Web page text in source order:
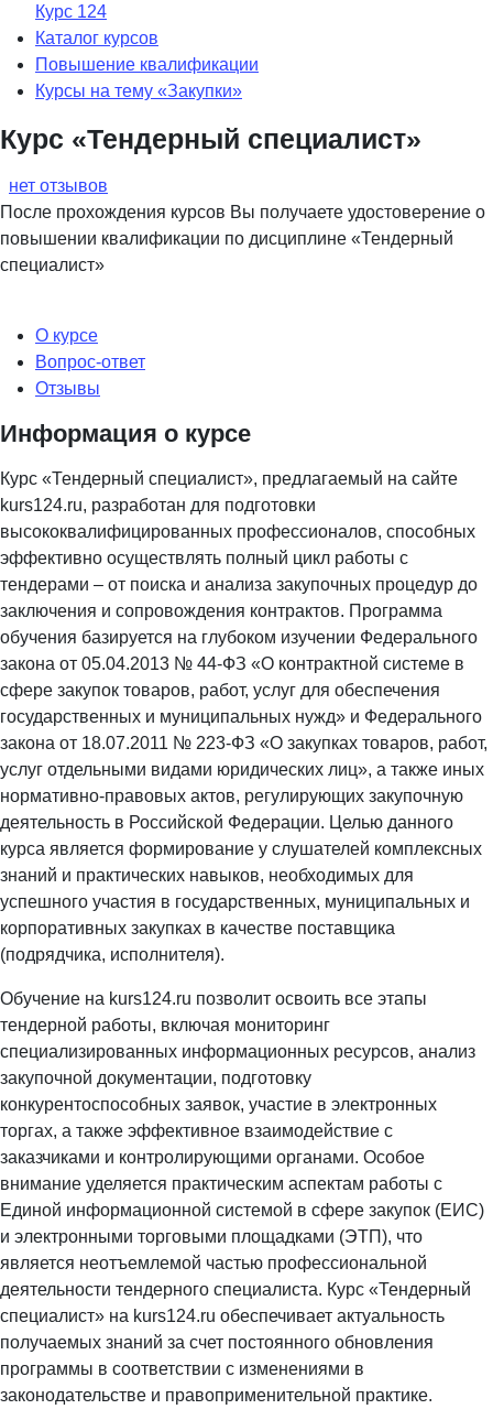
Курс 124
Каталог курсов
Повышение квалификации
Курсы на тему «Закупки»
Курс «Тендерный специалист»
нет отзывов
После прохождения курсов Вы получаете удостоверение о
повышении квалификации по дисциплине «Тендерный
специалист»
О курсе
Вопрос-ответ
Отзывы
Информация о курсе
Курс «Тендерный специалист», предлагаемый на сайте
kurs124.ru, разработан для подготовки
высококвалифицированных профессионалов, способных
эффективно осуществлять полный цикл работы с
тендерами – от поиска и анализа закупочных процедур до
заключения и сопровождения контрактов. Программа
обучения базируется на глубоком изучении Федерального
закона от 05.04.2013 № 44-ФЗ «О контрактной системе в
сфере закупок товаров, работ, услуг для обеспечения
государственных и муниципальных нужд» и Федерального
закона от 18.07.2011 № 223-ФЗ «О закупках товаров, работ,
услуг отдельными видами юридических лиц», а также иных
нормативно-правовых актов, регулирующих закупочную
деятельность в Российской Федерации. Целью данного
курса является формирование у слушателей комплексных
знаний и практических навыков, необходимых для
успешного участия в государственных, муниципальных и
корпоративных закупках в качестве поставщика
(подрядчика, исполнителя).
Обучение на kurs124.ru позволит освоить все этапы
тендерной работы, включая мониторинг
специализированных информационных ресурсов, анализ
закупочной документации, подготовку
конкурентоспособных заявок, участие в электронных
торгах, а также эффективное взаимодействие с
заказчиками и контролирующими органами. Особое
внимание уделяется практическим аспектам работы с
Единой информационной системой в сфере закупок (ЕИС)
и электронными торговыми площадками (ЭТП), что
является неотъемлемой частью профессиональной
деятельности тендерного специалиста. Курс «Тендерный
специалист» на kurs124.ru обеспечивает актуальность
получаемых знаний за счет постоянного обновления
программы в соответствии с изменениями в
законодательстве и правоприменительной практике.